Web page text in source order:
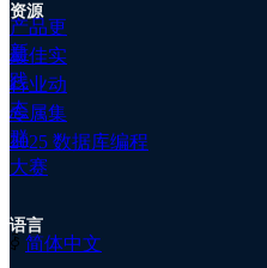
公
司
资
讯
关
于
入
资源
产品更
新
最佳实
践
行业动
态
专属集
群
2025 数据库编程
大赛
语言
ꀅ 简体中文